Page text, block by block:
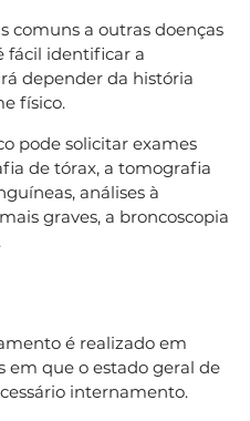
comuns a outras doenças
fácil identificar a
depender da história
físico.
pode solicitar exames
de tórax, a tomografia
análises à
graves, a broncoscopia
é realizado em
em que o estado geral de
internamento.